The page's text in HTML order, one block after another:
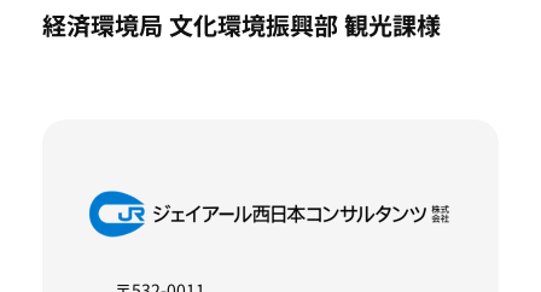
経済環境局 文化環境振興部 観光課様